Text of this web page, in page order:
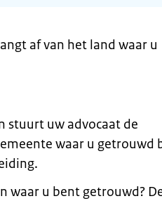
af van het land waar u
stuurt uw advocaat de
waar u getrouwd
waar u bent getrouwd?